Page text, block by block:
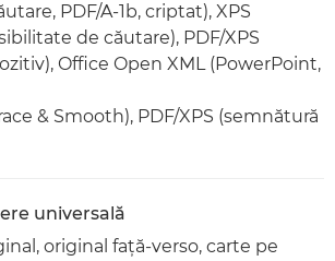
PDF/A-1b, criptat), XPS
de căutare), PDF/XPS
Office Open XML (PowerPoint,
& Smooth), PDF/XPS (semnătură
universală
original faţă-verso, carte pe